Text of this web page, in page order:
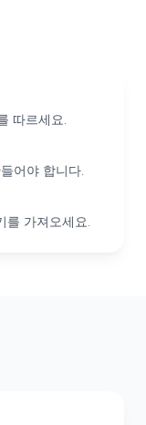
따르세요.
어야 합니다.
를 가져오세요.